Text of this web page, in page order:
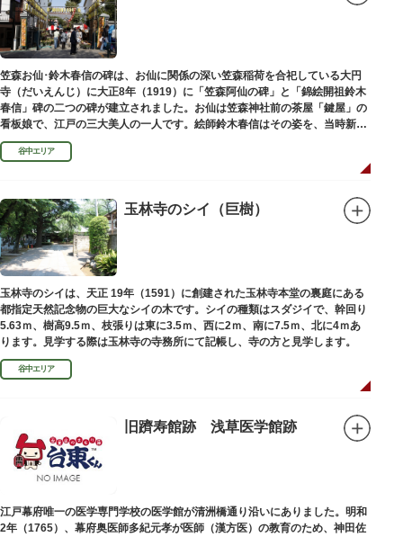
笠森お仙･鈴木春信の碑は、お仙に関係の深い笠森稲荷を合祀している大円
寺（だいえんじ）に大正8年（1919）に「笠森阿仙の碑」と「錦絵開祖鈴木
春信」碑の二つの碑が建立されました。お仙は笠森神社前の茶屋「鍵屋」の
看板娘で、江戸の三大美人の一人です。絵師鈴木春信はその姿を、当時新し
い絵画様式である多色刷り版画「錦絵」に描きました。
谷中エリア
玉林寺のシイ（巨樹）
玉林寺のシイは、天正 19年（1591）に創建された玉林寺本堂の裏庭にある
都指定天然記念物の巨大なシイの木です。シイの種類はスダジイで、幹回り
5.63ｍ、樹高9.5ｍ、枝張りは東に3.5ｍ、西に2ｍ、南に7.5ｍ、北に4ｍあ
ります。見学する際は玉林寺の寺務所にて記帳し、寺の方と見学します。
谷中エリア
旧躋寿館跡 浅草医学館跡
江戸幕府唯一の医学専門学校の医学館が清洲橋通り沿いにありました。明和
2年（1765）、幕府奥医師多紀元孝が医師（漢方医）の教育のため、神田佐